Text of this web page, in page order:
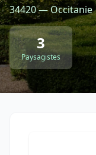
34420 — Occitanie
3
Paysagistes